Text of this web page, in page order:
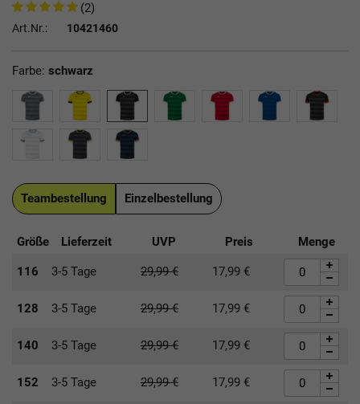
(2)
Art.Nr.: 10421460
Farbe: schwarz
Teambestellung Einzelbestellung
Größe Lieferzeit UVP Preis Menge
116 3-5 Tage 29,99€ 17,99 €
128 3-5 Tage 29,99€ 17,99 €
140 3-5 Tage 29,99€ 17,99 €
152 3-5 Tage 29,99€ 17,99 €